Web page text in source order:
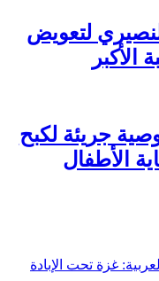
لتعويض
الأكبر
جريئة لكبح
الأطفال
غزة تحت الإبادة